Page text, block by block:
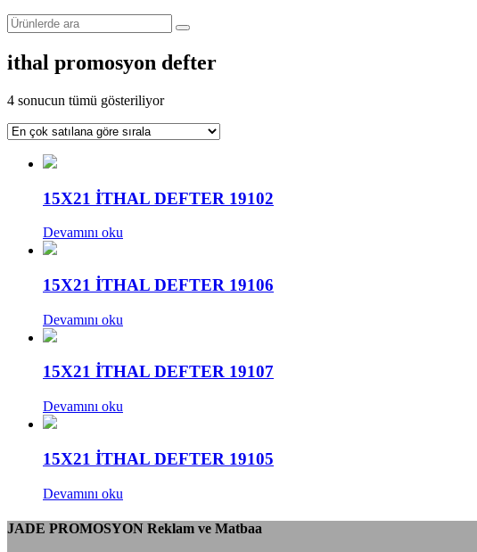
ithal promosyon defter
4 sonucun tümü gösteriliyorPopülerliğe
sıralandı
15X21 İTHAL DEFTER 19102
Devamını oku
15X21 İTHAL DEFTER 19106
Devamını oku
15X21 İTHAL DEFTER 19107
Devamını oku
15X21 İTHAL DEFTER 19105
Devamını oku
JADE PROMOSYON Reklam ve Matbaa